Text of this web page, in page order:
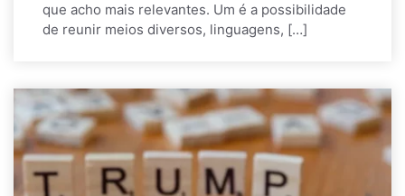
que acho mais relevantes. Um é a possibilidade
de reunir meios diversos, linguagens, […]